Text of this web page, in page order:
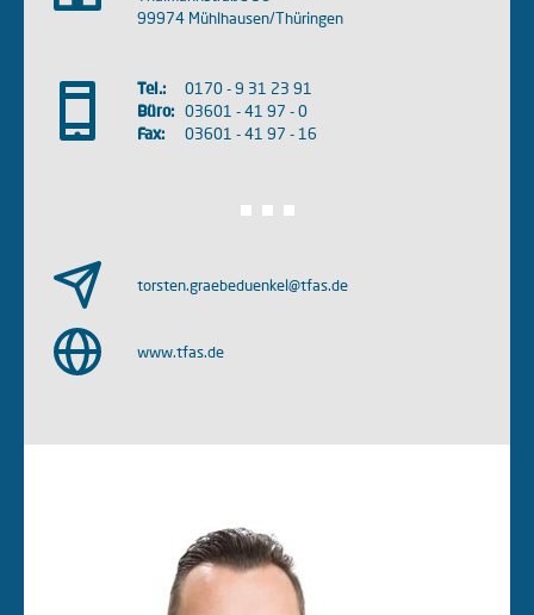
99974 Mühlhausen/Thüringen
Tel.:
0170 - 9 31 23 91
Büro: 03601 - 41 97 - 0
Fax:
03601 - 41 97 - 16
torsten.graebeduenkel@tfas.de
www.tfas.de